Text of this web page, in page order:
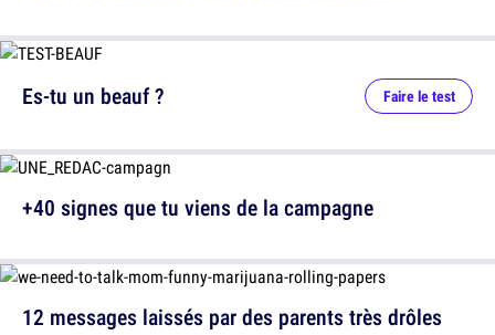
12 messages laissés par des parents très drôles
Es-tu un beauf ? Faire le test
+40 signes que tu viens de la campagne